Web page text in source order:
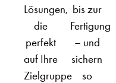
Lösungen,
die
perfekt
auf Ihre
Zielgruppe
bis zur
Fertigung
– und
sichern
so